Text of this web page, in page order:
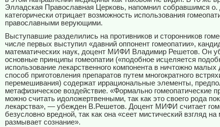
Элладская Православная Церковь, напомнил собравшимся о.
категорически отрицает возможность использования
православными верующими.
Выступавшие разделились на противников и сторонников
числе первых выступил «давний оппонент гомеопатии»,
математических наук, доцент МИФИ Владимир Решетов. Он
основные принципы гомеопатии («подобное исцеляется
использование лекарственного компонента в ничтожно
способ приготовления препаратов путем многократного
перемешивания) содержат иррациональные элементы,
метафизическое воздействие. «Формально гомеопатические
можно считать идоложертвенными, так как это своего рода
лекарства», — убежден В.Решетов. Доцент МИФИ считает
безусловно вредной, так как она «сеет мистический взгляд на
размывает сознание».